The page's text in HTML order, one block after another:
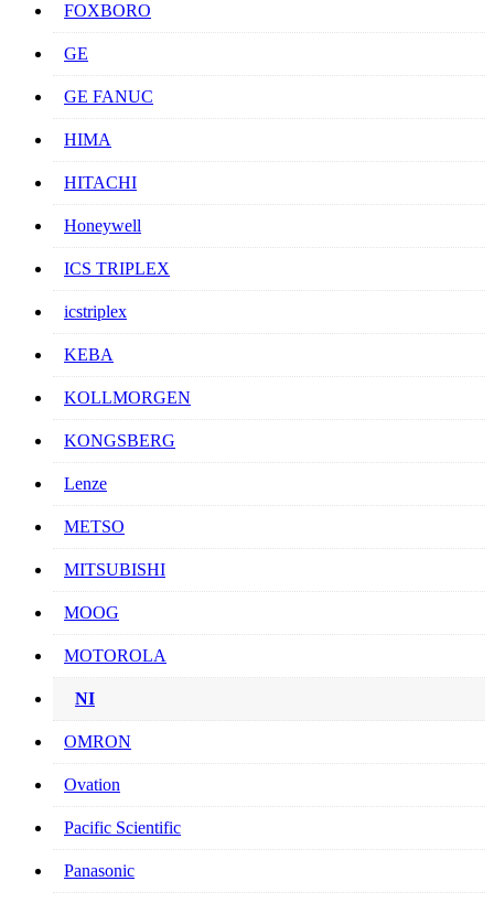
FOXBORO
GE
GE FANUC
HIMA
HITACHI
Honeywell
ICS TRIPLEX
icstriplex
KEBA
KOLLMORGEN
KONGSBERG
Lenze
METSO
MITSUBISHI
MOOG
MOTOROLA
NI
OMRON
Ovation
Pacific Scientific
Panasonic